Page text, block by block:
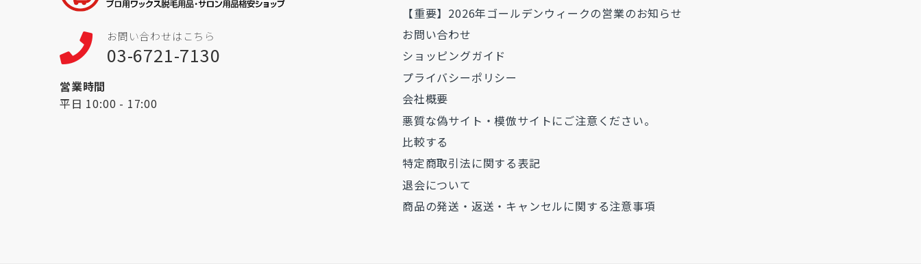
【重要】2026年ゴールデンウィークの営業のお知らせ
お問い合わせ
ショッピングガイド
プライバシーポリシー
会社概要
悪質な偽サイト・模倣サイトにご注意ください。
比較する
特定商取引法に関する表記
退会について
商品の発送・返送・キャンセルに関する注意事項
お問い合わせはこちら
03-6721-7130
営業時間
平日 10:00 - 17:00